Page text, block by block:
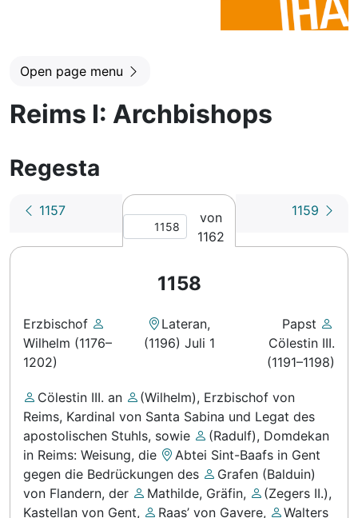
Open page menu
Reims I: Archbishops
Regesta
1157
von
1162
1159
1158
Erzbischof
Wilhelm (1176–
1202)
Lateran,
(1196) Juli 1
Papst
Cölestin III.
(1191–1198)
Cölestin III. an
(Wilhelm), Erzbischof von
Reims, Kardinal von Santa Sabina und Legat des
apostolischen Stuhls, sowie
(Radulf), Domdekan
in Reims: Weisung, die
Abtei Sint-Baafs in Gent
gegen die Bedrückungen des
Grafen (Balduin)
von Flandern, der Mathilde, Gräfin,
(Zegers II.),
Kastellan von Gent, Raas’ von Gavere,
Walters